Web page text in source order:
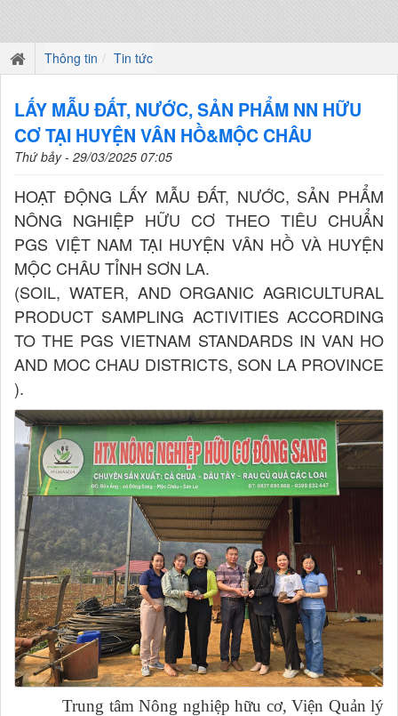
Thông tin Tin tức
LẤY MẪU ĐẤT, NƯỚC, SẢN PHẨM NN HỮU
CƠ TẠI HUYỆN VÂN HỒ&MỘC CHÂU
Thứ bảy - 29/03/2025 07:05
HOẠT ĐỘNG LẤY MẪU ĐẤT, NƯỚC, SẢN PHẨM
NÔNG NGHIỆP HỮU CƠ THEO TIÊU CHUẨN
PGS VIỆT NAM TẠI HUYỆN VÂN HỒ VÀ HUYỆN
MỘC CHÂU TỈNH SƠN LA.
(SOIL, WATER, AND ORGANIC AGRICULTURAL
PRODUCT SAMPLING ACTIVITIES ACCORDING
TO THE PGS VIETNAM STANDARDS IN VAN HO
AND MOC CHAU DISTRICTS, SON LA PROVINCE
).
Trung tâm Nông nghiệp hữu cơ, Viện Quản lý